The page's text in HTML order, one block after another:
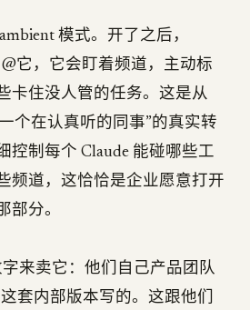
模式。开了之后，
它，它会盯着频道，主动标
卡住没人管的任务。这是从
个在认真听的同事”的真实转
控制每个 Claude 能碰哪些工
频道，这恰恰是企业愿意打开
部分。
来卖它：他们自己产品团队
套内部版本写的。这跟他们